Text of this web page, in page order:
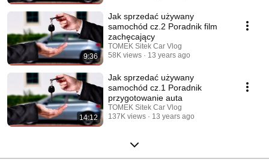
9:36
Jak sprzedać używany
samochód cz.2 Poradnik film
zachęcający
TOMEK Sitek Car Vlog
58K views
13 years ago
14:12
Jak sprzedać używany
samochód cz.1 Poradnik
przygotowanie auta
TOMEK Sitek Car Vlog
137K views
13 years ago